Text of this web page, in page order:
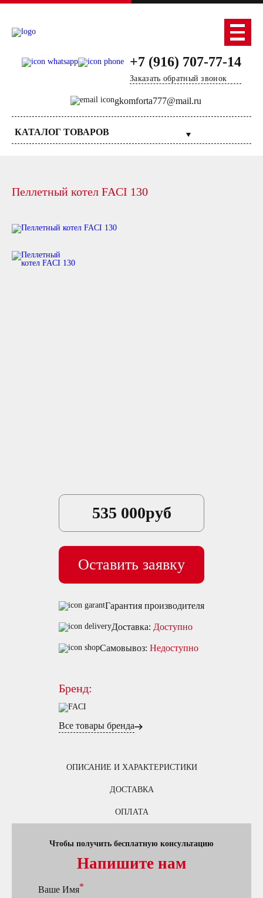
gkomforta777@mail.ru
+7 (916) 707-77-14
Заказать обратный звонок
КАТАЛОГ ТОВАРОВ
Пеллетный котел FACI 130
535 000руб
Оставить заявку
Гарантия производителя
Доставка: Доступно
Самовывоз: Недоступно
Бренд:
Все товары бренда
ОПИСАНИЕ И ХАРАКТЕРИСТИКИ
ДОСТАВКА
ОПЛАТА
Чтобы получить бесплатную консультацию
Напишите нам
Ваше Имя